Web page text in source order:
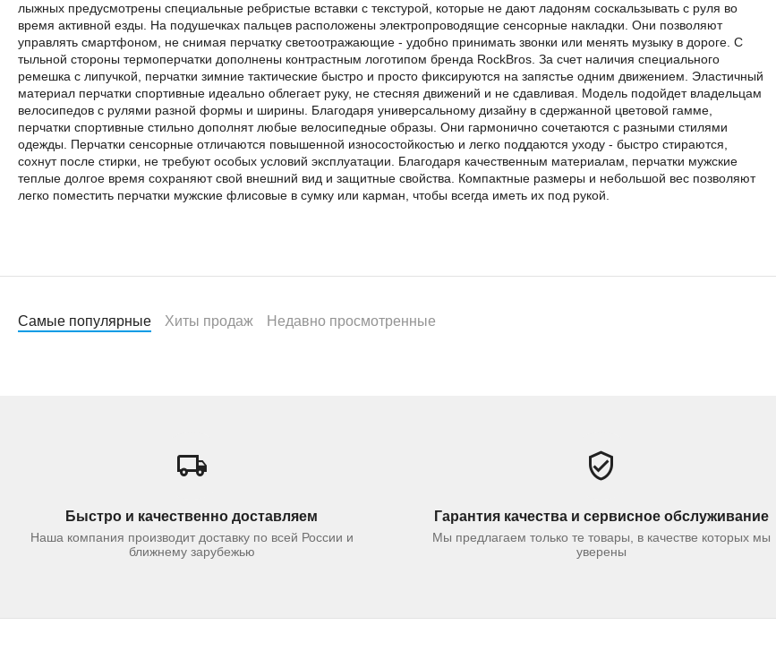
лыжных предусмотрены специальные ребристые вставки с текстурой, которые не дают ладоням соскальзывать с руля во
время активной езды. На подушечках пальцев расположены электропроводящие сенсорные накладки. Они позволяют
управлять смартфоном, не снимая перчатку светоотражающие - удобно принимать звонки или менять музыку в дороге. С
тыльной стороны термоперчатки дополнены контрастным логотипом бренда RockBros. За счет наличия специального
ремешка с липучкой, перчатки зимние тактические быстро и просто фиксируются на запястье одним движением. Эластичный
материал перчатки спортивные идеально облегает руку, не стесняя движений и не сдавливая. Модель подойдет владельцам
велосипедов с рулями разной формы и ширины. Благодаря универсальному дизайну в сдержанной цветовой гамме,
перчатки спортивные стильно дополнят любые велосипедные образы. Они гармонично сочетаются с разными стилями
одежды. Перчатки сенсорные отличаются повышенной износостойкостью и легко поддаются уходу - быстро стираются,
сохнут после стирки, не требуют особых условий эксплуатации. Благодаря качественным материалам, перчатки мужские
теплые долгое время сохраняют свой внешний вид и защитные свойства. Компактные размеры и небольшой вес позволяют
легко поместить перчатки мужские флисовые в сумку или карман, чтобы всегда иметь их под рукой.
Самые популярные Хиты продаж Недавно просмотренные
Быстро и качественно доставляем
Наша компания производит доставку по всей России и
ближнему зарубежью
Гарантия качества и сервисное обслуживание
Мы предлагаем только те товары, в качестве которых мы
уверены